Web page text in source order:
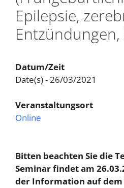
Epilepsie,
Datum/Zeit
Date(s) - 26/03/2021
Veranstaltungsort
Online
Bitten beachten Sie die
Seminar findet am
der Information auf dem